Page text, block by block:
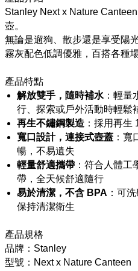
Stanley Next x Nature
壺。
無論是遛狗、散步還是享受陽
霧灰配色低調優雅，百搭各種
產品特點
解放雙手，隨時補水 ：輕
行、探索或戶外活動時輕鬆
再生不鏽鋼製造 ：採用再
寬口設計，連接式壺蓋 ：
暢，不易遺失
輕量舒適攜帶 ：符合人體
帶，全天候舒適隨行
易於清潔，不含 BPA ：可
保持清潔衛生
產品規格
品牌：Stanley
型號：Next x Nature Canteen